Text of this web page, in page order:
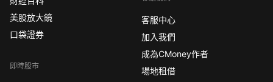
美股放大鏡
口袋證券
即時股市
客服中心
加入我們
成為CMoney作者
場地租借